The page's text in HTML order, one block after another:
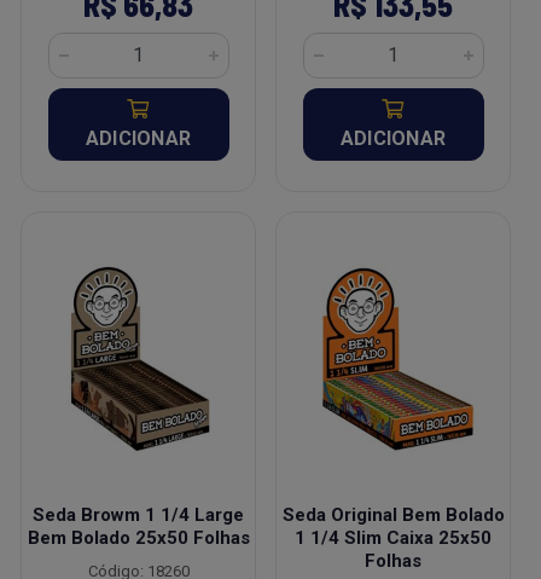
ADICIONAR ADICIONAR
Seda Browm 1 1/4 Large
Bem Bolado 25x50 Folhas
Código: 18260
Seda Original Bem Bolado
1 1/4 Slim Caixa 25x50
Folhas